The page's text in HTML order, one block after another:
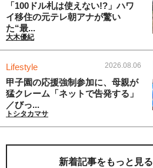
「100ドル札は使えない!?」ハワ
イ移住の元テレ朝アナが驚い
た“最...
大木優紀
Lifestyle 2026.08.06
甲子園の応援強制参加に、母親が
猛クレーム「ネットで告発する」
／びっ...
トシタカマサ
新着記事をもっと見る